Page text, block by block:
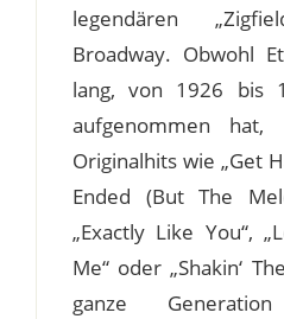
legendären
Broadway. Obwohl
lang, von 1926 bis
aufgenommen hat,
Originalhits wie „Get
Ended (But The
„Exactly Like You“,
Me“ oder „Shakin‘
ganze